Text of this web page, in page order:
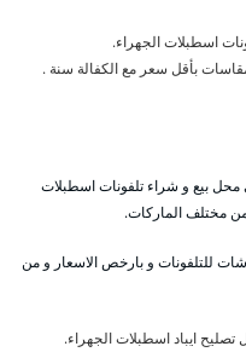
اسطبلات الجهراء.
بأقل سعر مع الكفالة سنة .
بيع و شراء تلفونات اسطبلات
من مختلف الماركات.
للتلفونات و بارخص الاسعار و من
ايباد اسطبلات الجهراء.